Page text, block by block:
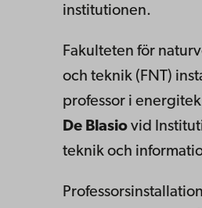
institutionen.
Fakulteten för
och teknik (FNT)
professor i
De Blasio vid
teknik och